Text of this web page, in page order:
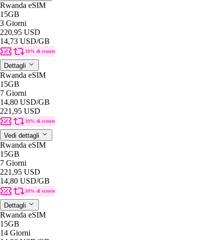
Rwanda eSIM
15GB
3 Giorni
220,95 USD
14,73 USD/GB
10% di sconto
Dettagli
Rwanda eSIM
15GB
7 Giorni
14,80 USD/GB
221,95 USD
10% di sconto
Vedi dettagli
Rwanda eSIM
15GB
7 Giorni
221,95 USD
14,80 USD/GB
10% di sconto
Dettagli
Rwanda eSIM
15GB
14 Giorni